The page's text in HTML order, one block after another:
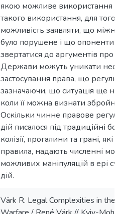
якою можливе використання
такого використання, для
можливість заявляти, що
було порушене і що опоненти
звертатися до аргументів про
Держави можуть уникати
застосування права, що регулює
зазначаючи, що ситуація ще не
коли її можна визнати
Оскільки чинне правове
дій писалося під традиційні
колізії, прогалини та грані, які
правила, надають численні
можливих маніпуляцій в ері
дій.
Värk R. Legal Complexities in the